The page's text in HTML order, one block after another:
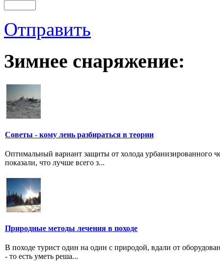
Отправить
Зимнее снаряжение:
Советы - кому лень разбираться в теории
Оптимальный вариант защиты от холода урбанизированного
показали, что лучше всего з...
Природные методы лечения в походе
В походе турист один на один с природой, вдали от
- то есть уметь реша...